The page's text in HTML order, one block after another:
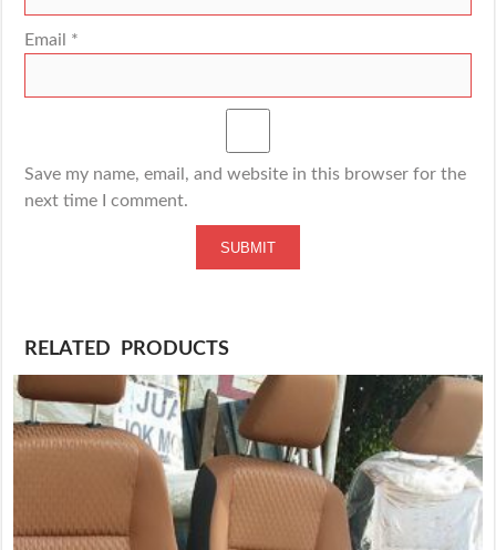
Email *
Save my name, email, and website in this browser for the
next time I comment.
RELATED PRODUCTS